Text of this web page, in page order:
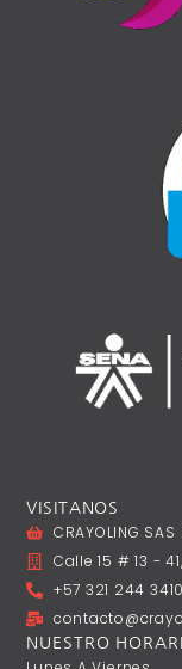
VISITANOS
CRAYOLING SAS
Calle 15 # 13 -
+57 321 244 3410
NUESTRO